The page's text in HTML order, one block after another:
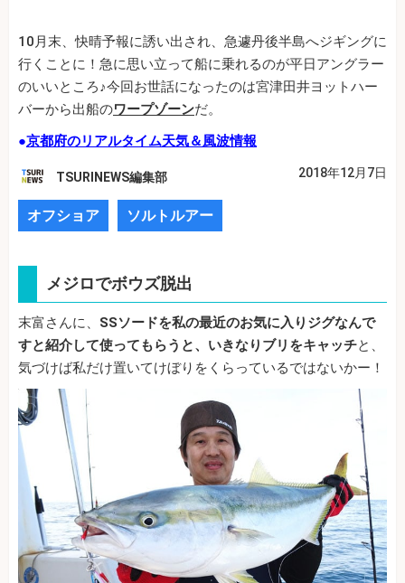
10月末、快晴予報に誘い出され、急遽丹後半島へジギングに
行くことに！急に思い立って船に乗れるのが平日アングラー
のいいところ♪今回お世話になったのは宮津田井ヨットハー
バーから出船のワープゾーンだ。
●京都府のリアルタイム天気＆風波情報
TSURINEWS編集部 2018年12月7日
オフショア ソルトルアー
メジロでボウズ脱出
末富さんに、 SSソードを私の最近のお気に入りジグなんで
すと紹介して使ってもらうと、いきなりブリをキャッチと、
気づけば私だけ置いてけぼりをくらっているではないかー！